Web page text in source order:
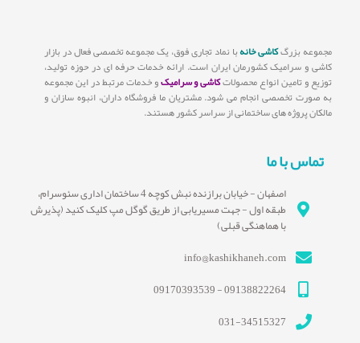
مجموعه بزرگکاشی خانهبا نماد تجاری فوق، یک مجموعه تخصصی فعال در بازار
کاشی و سرامیک کشورمان ایران است. ارائه خدمات حرفه ای در حوزه تولید،
توزیع و تامین انواع محصولاتکاشی و سرامیکو خدمات مرتبط در این مجموعه
به صورت تخصصی انجام می شود. مشتریان ما فروشگاه داران، انبوه سازان و
مالکان پروژه های ساختمانی از سراسر کشور هستند.
تماس با ما
اصفهان - خیابان برازنده نبش کوچه 4 ساختمان اداری سئوسرام،
طبقه اول - جهت مسیریابی از طریق گوگل مپ کلیک کنید (پذیرش
با هماهنگی قبلی)
info@kashikhaneh.com
09138822264 - 09170393539
031-34515327